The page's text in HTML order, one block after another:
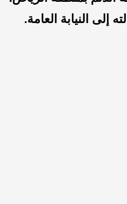
إلى النيابة العامة.